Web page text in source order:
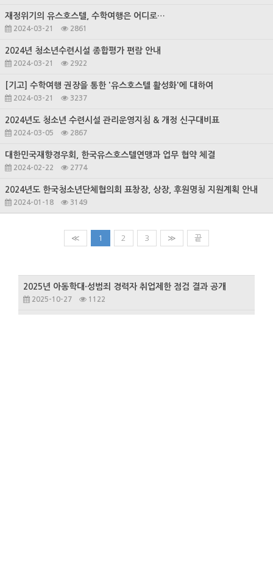
재정위기의 유스호스텔, 수학여행은 어디로…
2024-03-21 2861
2024년 청소년수련시설 종합평가 편람 안내
2024-03-21 2922
[기고] 수학여행 권장을 통한 '유스호스텔 활성화'에 대하여
2024-03-21 3237
2024년도 청소년 수련시설 관리운영지침 & 개정 신구대비표
2024-03-05 2867
대한민국재향경우회, 한국유스호스텔연맹과 업무 협약 체결
2024-02-22 2774
2024년도 한국청소년단체협의회 표창장, 상장, 후원명칭 지원계획 안내
2024-01-18 3149
≪ 1 2 3 ≫ 끝